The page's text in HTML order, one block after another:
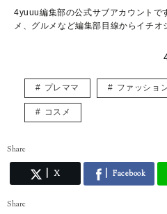
4yuuu編集部の公式サブアカウントで
メ、グルメなど編集部目線からイチオ
プレママ ファッショ
コスメ
Share
X Facebook
Share